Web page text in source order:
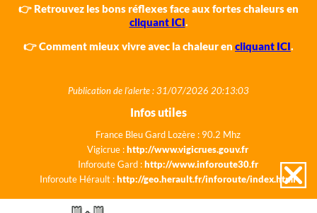
👉 Retrouvez les bons réflexes face aux fortes chaleurs en
cliquant ICI.
👉 Comment mieux vivre avec la chaleur en cliquant ICI.
Publication de l'alerte : 31/07/2026 20:13:03
Infos utiles
France Bleu Gard Lozère : 90.2 Mhz
Vigicrue :http://www.vigicrues.gouv.fr
Inforoute Gard :http://www.inforoute30.fr
Inforoute Hérault :http://geo.herault.fr/inforoute/index.html